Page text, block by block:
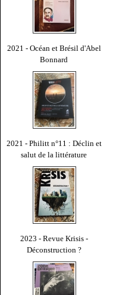
2021 - Océan et Brésil d'Abel
Bonnard
2021 - Philitt n°11 : Déclin et
salut de la littérature
2023 - Revue Krisis -
Déconstruction ?